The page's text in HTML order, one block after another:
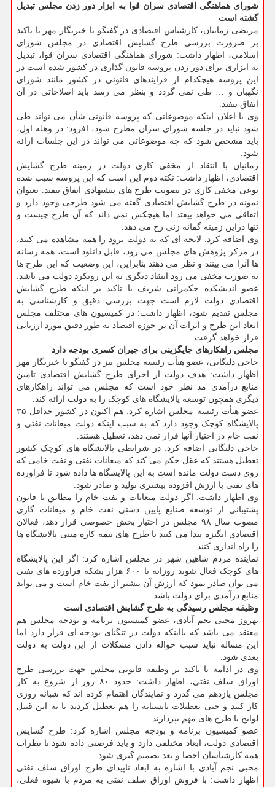
شورای هماهنگی اقتصادی سران قوا به ابزار دور زدن مجلس تبدیل
گشته است
مرتضی زمانیان، کارشناس اقتصادی در گفتگو با خبرنگار مهر با تاکید
بر ضرورت بررسی طرح گشایش اقتصادی در مجلس شورای
اسلامی، اظهار داشت: شورای هماهنگی اقتصادی سران قوا، تبدیل
به ابزاری برای دور زدن پروسه قانون گذاری در کشور شده است در
این پروسه هیچکدام از فرایندهای قانونی در کشور مانند شورای
نگهبان و … طی نمی گردد و بنظر می رسد باید اصلاحاتی در آن
اتفاق بیفتد.
وی با اعلان اینکه موضوعاتی که پروسه قانونی شأن می تواند طی
شود نباید در جلسه شورای سران مطرح شود، افزود: در وهله اول،
باید مشخص شود که چه موضوعاتی می تواند در این جلسات ارائه
شود.
زمانیان با انتقاد از مخفی کاری دولت در زمینه طرح گشایش
اقتصادی، اظهار داشت: نکته دوم این است که این پروسه سبب شده
نوعی مخفی کاری در تصویب طرح های پیشنهادی اتفاق بیفتد. بعنوان
نمونه در طرح گشایش اقتصادی گفته می شود طرحی وجود دارد و
اتفاقی می خواهد بیفتد اما هیچکس نمی داند که آن طرح چیست و
تنها دراین زمینه گمانه زنی رخ می دهد.
وی اضافه کرد: لایحه ای که به دولت برود را همه مشاهده می کنند،
در مرکز پژوهش های مجلس می رود، قابل دانلود است، همه رسانه
ها آنرا می بینند و نظر می دهند بنابراین، این وضعیت که این طرح ها
به صورت مخفی می رود انتقاد دیگری به این رویکرد دولت می باشد.
عضو اندیشکده حکمرانی شریف با تاکید بر اینکه طرح گشایش
اقتصادی دولت لازم است جهت بررسی دقیق و کارشناسی به
مجلس تقدیم شود، اظهار داشت: در کمیسیون های مختلف مجلس
ابعاد این طرح و اثرات آن بر حوزه اقتصاد به طور دقیق مورد ارزیابی
قرار خواهد گرفت.
مجلس راهکارهای جایگزینی برای جبران کسری بودجه دارد
حاجی دلیگانی، عضو هیأت رئیسه مجلس نیز در گفتگو با خبرنگار مهر
اظهار داشت: هدف دولت از اجرای طرح گشایش اقتصادی تامین
منابع درآمدی مد نظر خود است که مجلس می تواند راهکارهای
دیگری همچون توسعه پالایشگاه های کوچک را به دولت ارائه کند.
عضو هیأت رئیسه مجلس اشاره کرد: هم اکنون در کشور حداقل ۳۵
پالایشگاه کوچک وجود دارد که به سبب اینکه دولت میعانات نفتی و
نفت خام در اختیار آنها قرار نمی دهد، تعطیل هستند.
حاجی دلیگانی اضافه کرد: در شرایطی پالایشگاه های کوچک کشور
تعطیل هستند که عقل حکم می کند که میعانات نفتی و نفت خامی که
روی دست دولت مانده است به این پالایشگاه ها داده شود تا فراورده
های نفتی با ارزش افزوده بیشتری تولید و صادر شود.
وی اظهار داشت: اگر دولت میعانات و نفت خام را مطابق با قانون
پشتیبانی از توسعه صنایع پایین دستی نفت خام و میعانات گازی
مصوب سال ۹۸ مجلس در اختیار بخش خصوصی قرار دهد، فعالان
اقتصادی انگیزه پیدا می کنند تا طرح های نیمه کاره مینی پالایشگاه ها
را راه اندازی کنند.
نماینده مردم شاهین شهر در مجلس اشاره کرد: اگر این پالایشگاه
های کوچک فعال شوند روزانه تا ۶۰۰ هزار بشکه فراورده های نفتی
می توان صادر نمود که ارزش آن بیشتر از نفت خام است و می تواند
منابع درآمدی برای دولت باشد.
وظیفه مجلس رسیدگی به طرح گشایش اقتصادی است
بهروز محبی نجم آبادی، عضو کمیسیون برنامه و بودجه مجلس هم
معتقد می باشد که بااینکه دولت در تنگنای بودجه ای قرار دارد اما
این مساله نباید سبب حواله دادن مشکلات از این دولت به دولت
بعدی شود.
وی در ادامه با تاکید بر وظیفه قانونی مجلس جهت بررسی طرح
اوراق سلف نفتی، اظهار داشت: حدود ۸۰ روز از شروع به کار
مجلس یازدهم می گذرد و نمایندگان اهتمام کرده اند که شبانه روزی
کار کنند و حتی تعطیلات تابستانه را هم تعطیل کردند تا به این قبیل
لوایح یا طرح های مهم بپردازند.
عضو کمیسیون برنامه و بودجه مجلس اشاره کرد: طرح گشایش
اقتصادی دولت، ابعاد مختلفی دارد و باید فرصتی داده شود تا نظرات
همه کارشناسان احصا و بعد تصمیم گیری شود.
محبی نجم آبادی با اشاره به ابعاد ناپیدای طرح اوراق سلف نفتی
اظهار داشت: با فروش اوراق سلف نفتی به مردم با شیوه فعلی،